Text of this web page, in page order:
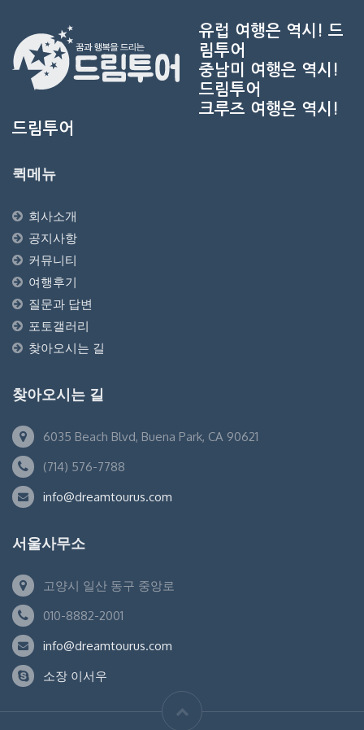
유럽 여행은 역시! 드
림투어
중남미 여행은 역시!
드림투어
크루즈 여행은 역시!
드림투어
퀵메뉴
회사소개
공지사항
커뮤니티
여행후기
질문과 답변
포토갤러리
찾아오시는 길
찾아오시는 길
6035 Beach Blvd, Buena Park, CA 90621
(714) 576-7788
info@dreamtourus.com
서울사무소
고양시 일산 동구 중앙로
010-8882-2001
info@dreamtourus.com
소장 이서우